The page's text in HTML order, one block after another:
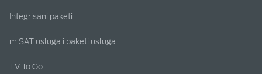
Integrisani paketi
m:SAT usluga i paketi usluga
TV To Go